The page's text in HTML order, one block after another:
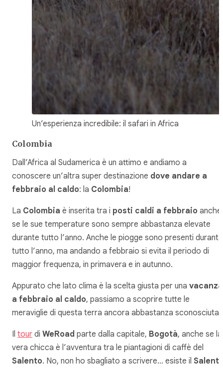
Un’esperienza incredibile: il safari in Africa
Colombia
Dall’Africa al Sudamerica è un attimo e andiamo a
conoscere un’altra super destinazione dove andare a
febbraio al caldo: la Colombia!
La Colombia è inserita tra i posti caldi a febbraio anche
se le sue temperature sono sempre abbastanza elevate
durante tutto l’anno. Anche le piogge sono presenti durante
tutto l’anno, ma andando a febbraio si evita il periodo di
maggior frequenza, in primavera e in autunno.
Appurato che lato clima è la scelta giusta per una vacanza
a febbraio al caldo, passiamo a scoprire tutte le
meraviglie di questa terra ancora abbastanza sconosciuta.
Il tour di WeRoad parte dalla capitale, Bogotà, anche se la
vera chicca è l’avventura tra le piantagioni di caffè del
Salento. No, non ho sbagliato a scrivere… esiste il